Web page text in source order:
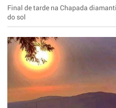
Final de tarde na Chapada
do sol